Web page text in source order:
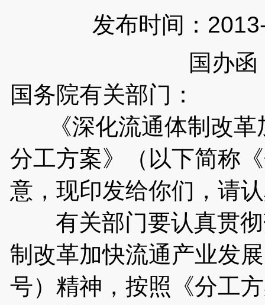
发布时间：
国办
国务院有关部门：
《深化流通体制改革
分工方案》（以下简称
意，现印发给你们，请
有关部门要认真贯彻
制改革加快流通产业发
号）精神，按照《分工